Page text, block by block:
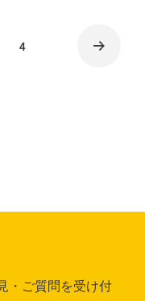
4
・ご質問を受け付